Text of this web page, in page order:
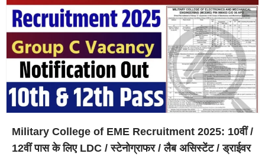
Military College of EME Recruitment 2025: 10वीं /
12वीं पास के लिए LDC / स्टेनोग्राफर / लैब असिस्टेंट / ड्राईवर